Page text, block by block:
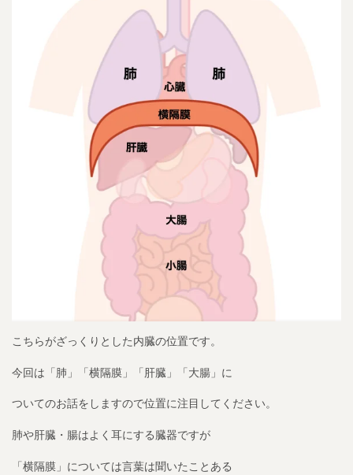
こちらがざっくりとした内臓の位置です。
今回は「肺」「横隔膜」「肝臓」「大腸」に
ついてのお話をしますので位置に注目してください。
肺や肝臓・腸はよく耳にする臓器ですが
「横隔膜」については言葉は聞いたことある